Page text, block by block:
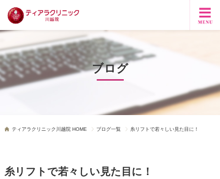
ブログ
ティアラクリニック川越院 HOME ブログ一覧 糸リフトで若々しい見た目に！
糸リフトで若々しい見た目に！